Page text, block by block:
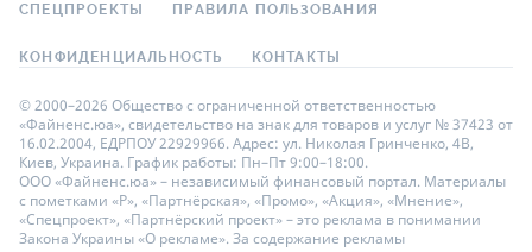
СПЕЦПРОЕКТЫ ПРАВИЛА ПОЛЬЗОВАНИЯ
КОНФИДЕНЦИАЛЬНОСТЬ КОНТАКТЫ
© 2000–2026 Общество с ограниченной ответственностью
«Файненс.юа», свидетельство на знак для товаров и услуг № 37423 от
16.02.2004, ЕДРПОУ 22929966. Адрес: ул. Николая Гринченко, 4В,
Киев, Украина. График работы: Пн–Пт 9:00–18:00.
ООО «Файненс.юа» – независимый финансовый портал. Материалы
с пометками «Р», «Партнёрская», «Промо», «Акция», «Мнение»,
«Спецпроект», «Партнёрский проект» – это реклама в понимании
Закона Украины «О рекламе». За содержание рекламы